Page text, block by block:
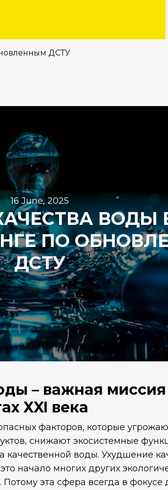
ДСТУ
16 June, 2025
ВОДЫ
ПО
ДСТУ
– важная миссия
XXI века
факторов, которые
снижают экосистемные
качественной воды. Ухудшение
начало многих других
эта сфера всегда в фокусе